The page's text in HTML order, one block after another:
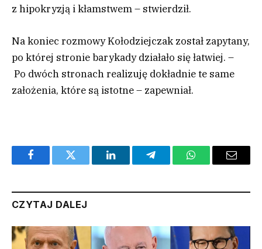
z hipokryzją i kłamstwem – stwierdził.
Na koniec rozmowy Kołodziejczak został zapytany,
po której stronie barykady działało się łatwiej. –
Po dwóch stronach realizuję dokładnie te same
założenia, które są istotne – zapewniał.
FacebookTwitter LinkedInTelegramWhatsAppEmail
CZYTAJ DALEJ